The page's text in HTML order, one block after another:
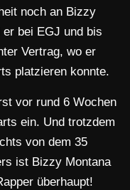
noch an Bizzy
bei EGJ und bis
Vertrag, wo er
platzieren konnte.
vor rund 6 Wochen
ein. Und trotzdem
von dem 35
ist Bizzy Montana
überhaupt!